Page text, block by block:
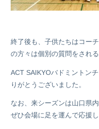
終了後も、子供たちはコー
の方々は個別の質問をされ
ACT SAIKYOバドミントン
りがとうございました。
なお、来シーズンは山口県
ぜひ会場に足を運んで応援し